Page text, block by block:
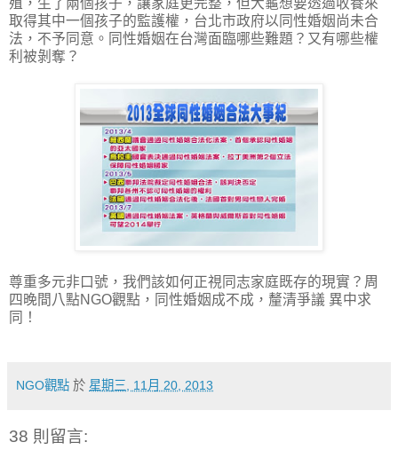
殖，生了兩個孩子，讓家庭更完整，但大龜想要透過收養來
取得其中一個孩子的監護權，台北市政府以同性婚姻尚未合
法，不予同意。同性婚姻在台灣面臨哪些難題？又有哪些權
利被剝奪？
尊重多元非口號，我們該如何正視同志家庭既存的現實？周
四晚間八點NGO觀點，同性婚姻成不成，釐清爭議 異中求
同！
NGO觀點 於 星期三, 11月 20, 2013
38 則留言: